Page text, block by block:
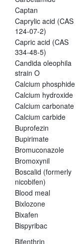
Captan
Caprylic acid (CAS
124-07-2)
Capric acid (CAS
334-48-5)
Candida oleophila
strain O
Calcium phosphide
Calcium hydroxide
Calcium carbonate
Calcium carbide
Buprofezin
Bupirimate
Bromuconazole
Bromoxynil
Boscalid (formerly
nicobifen)
Blood meal
Bixlozone
Bixafen
Bispyribac
Bifenthrin